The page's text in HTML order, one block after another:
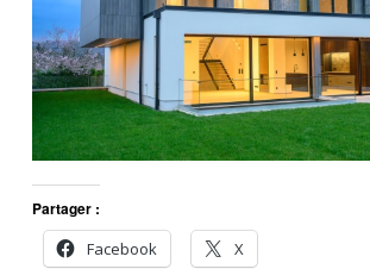
Partager :
Facebook
X